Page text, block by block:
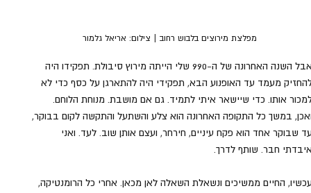
מפלצת מירוצים בלבוש רחוב | צילום: אריאל גלמור
אבל השנה האחרונה של ה-990 שלי הייתה מירוץ סיבולת. תפקידו היה
מעמד עד האופנוע הבא, תפקידי היה להתארגן על כסף כדי לא
אותו. כדי שיישאר איתי לתמיד. גם אם מושבת. מנוחת הלוחם.
במשך כל התקופה האחרונה הוא צלע והשתעל והתקשה לקום בבוקר,
שבוקר אחד הוא פקח עיניים, חירחר, ועצם אותן שוב. לעד. ואני
חבר. שותף לדרך.
החיים ממשיכים ונשאלת השאלה לאן מכאן. אחרי כל הרומנטיקה,